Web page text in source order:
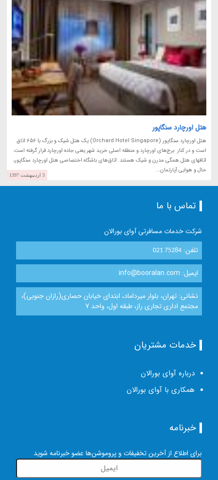
هتل اورچارد سنگاپور
هتل اورچارد سنگاپور (Orchard Hotel Singapore) یک هتل شیک و بزرگ با 656 اتاق
است و در کنار برج‌های اورچارد و منطقه اصلی خرید شهر یعنی جاده اورچارد قرار گرفته است.
اتاقهای هتل همگی مدرن و شیک هستند. اتاق‌های باشگاه اختصاصی هتل اورچارد سنگاپور،
حال و هوایی آپارتمان...
3 اردیبهشت 1397
تماس با ما
شرکت خدمات مسافرتی آوای بورالان
تلفن:021 75284
ایمیل: info@booralan.com
نشانی: تهران، بلوار میرداماد، ابتدای خیابان حصاری(رازان جنوبی)،
مجتمع اداری تجاری راز، طبقه اول، واحد 7
خدمات مشتریان
درباره آوای بورالان
همکاری با آوای بورالان
خبرنامه
برای اطلاع از آخرین تخفیفات و پروموشن‌ها عضو خبرنامه شوید